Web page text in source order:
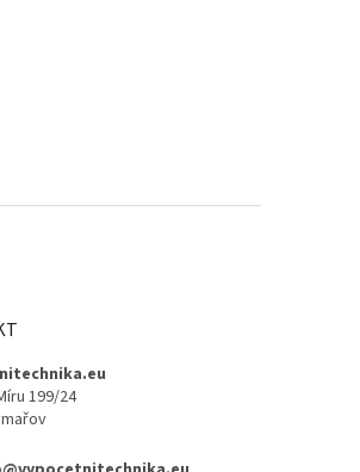
199/24